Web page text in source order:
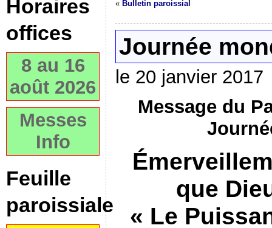
Horaires
offices
8 au 16
août 2026
Messes
Info
Feuille
paroissiale
« Bulletin paroissial
Journée
le 20 janvier 2017
Message du
que
« Le